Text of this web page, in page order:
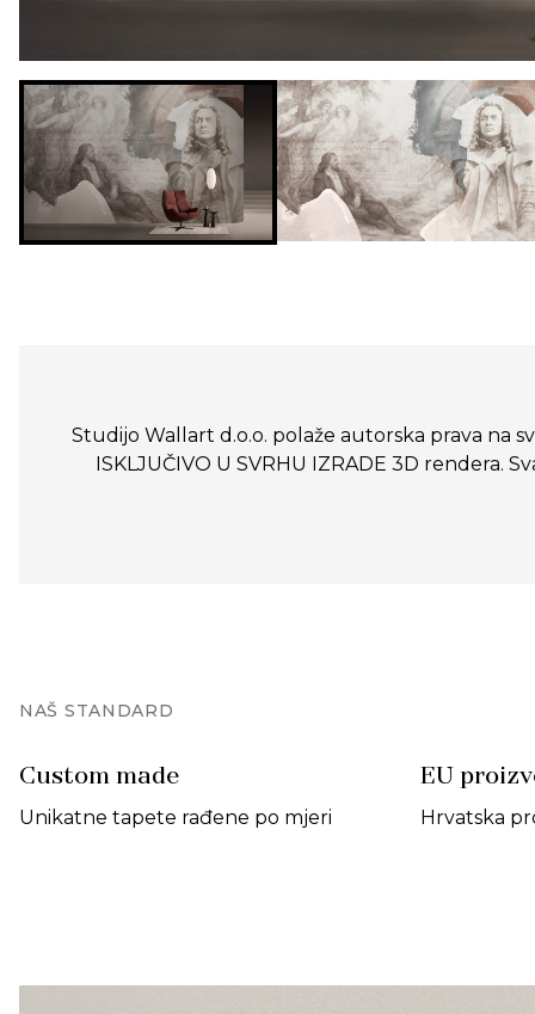
Studijo Wallart d.o.o. polaže autorska prava na
ISKLJUČIVO U SVRHU IZRADE 3D rendera.
NAŠ STANDARD
Custom made
Unikatne tapete rađene po mjeri
EU
Hrvatska